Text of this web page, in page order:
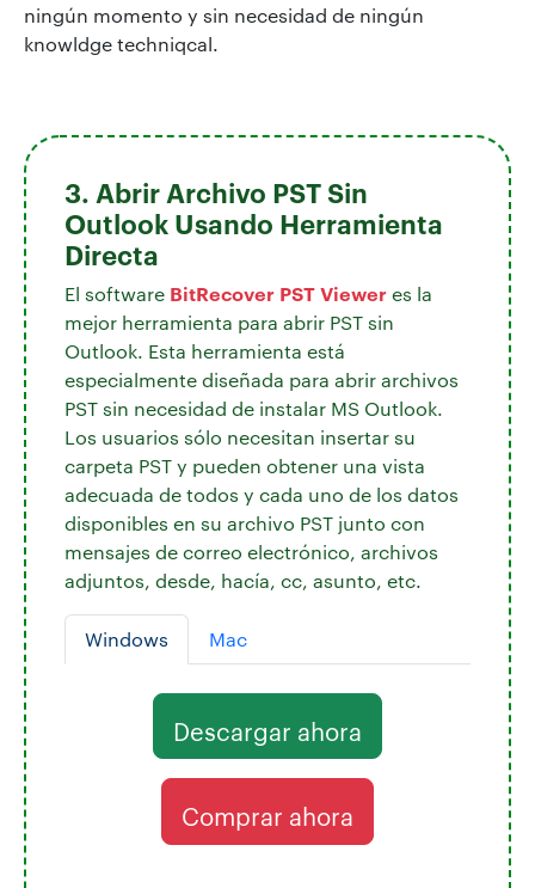
ningún momento y sin necesidad de ningún
knowldge techniqcal.
3. Abrir Archivo PST Sin
Outlook Usando Herramienta
Directa
El software BitRecover PST Vieweres la
mejor herramienta para abrir PST sin
Outlook. Esta herramienta está
especialmente diseñada para abrir archivos
PST sin necesidad de instalar MS Outlook.
Los usuarios sólo necesitan insertar su
carpeta PST y pueden obtener una vista
adecuada de todos y cada uno de los datos
disponibles en su archivo PST junto con
mensajes de correo electrónico, archivos
adjuntos, desde, hacía, cc, asunto, etc.
Windows Mac
Descargar ahora
Comprar ahora